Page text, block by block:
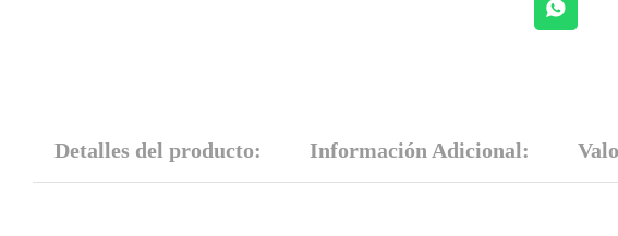
Detalles del producto: Información Adicional: